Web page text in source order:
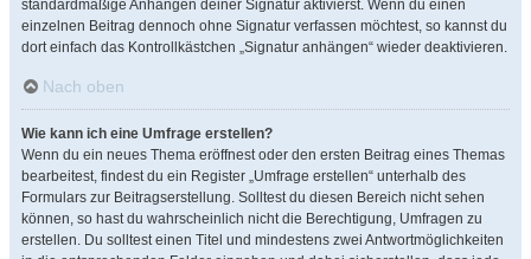
standardmäßige Anhängen deiner Signatur aktivierst. Wenn du einen
einzelnen Beitrag dennoch ohne Signatur verfassen möchtest, so kannst du
dort einfach das Kontrollkästchen „Signatur anhängen“ wieder deaktivieren.
Nach oben
Wie kann ich eine Umfrage erstellen?
Wenn du ein neues Thema eröffnest oder den ersten Beitrag eines Themas
bearbeitest, findest du ein Register „Umfrage erstellen“ unterhalb des
Formulars zur Beitragserstellung. Solltest du diesen Bereich nicht sehen
können, so hast du wahrscheinlich nicht die Berechtigung, Umfragen zu
erstellen. Du solltest einen Titel und mindestens zwei Antwortmöglichkeiten